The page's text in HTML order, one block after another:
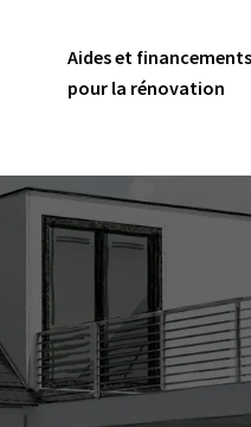
Aides et financements
pour la rénovation